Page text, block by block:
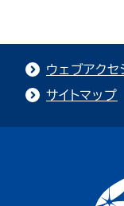
ウェブアクセ
サイトマップ